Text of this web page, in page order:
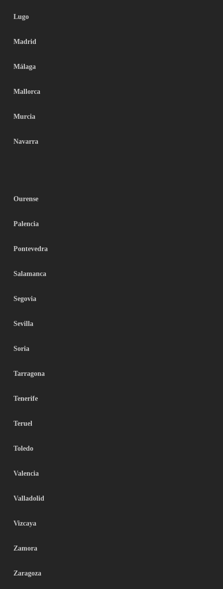
Lugo
Madrid
Málaga
Mallorca
Murcia
Navarra
Ourense
Palencia
Pontevedra
Salamanca
Segovia
Sevilla
Soria
Tarragona
Tenerife
Teruel
Toledo
Valencia
Valladolid
Vizcaya
Zamora
Zaragoza